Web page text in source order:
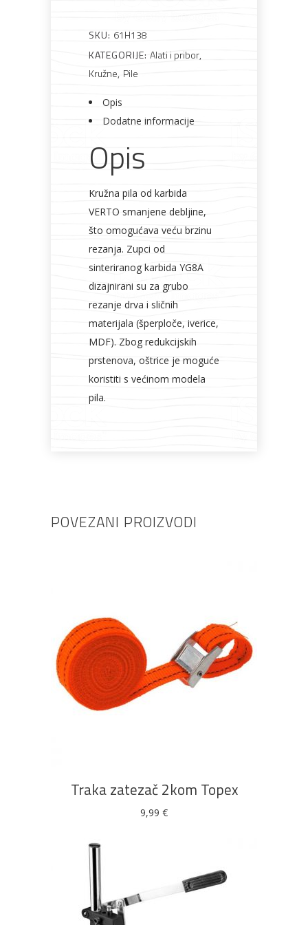
Metalna
galanterija
Elektromaterijal
roba
SKU: 61H138
KATEGORIJE: Alati i pribor,
Kružne, Pile
Opis
Dodatne informacije
Opis
Kružna pila od karbida
VERTO smanjene debljine,
što omogućava veću brzinu
rezanja. Zupci od
sinteriranog karbida YG8A
dizajnirani su za grubo
rezanje drva i sličnih
materijala (šperploče, iverice,
MDF). Zbog redukcijskih
prstenova, oštrice je moguće
koristiti s većinom modela
pila.
POVEZANI PROIZVODI
Traka zatezač 2kom Topex
9,99 €